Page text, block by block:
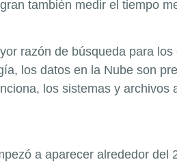
también medir el tiempo
razón de búsqueda para
los datos en la Nube son
los sistemas y archivos
a aparecer alrededor